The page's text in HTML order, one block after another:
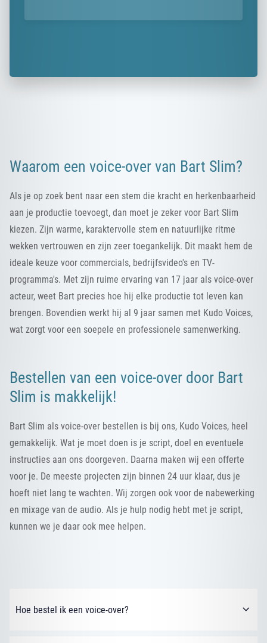
Waarom een voice-over van Bart Slim?
Als je op zoek bent naar een stem die kracht en herkenbaarheid
aan je productie toevoegt, dan moet je zeker voor Bart Slim
kiezen. Zijn warme, karaktervolle stem en natuurlijke ritme
wekken vertrouwen en zijn zeer toegankelijk. Dit maakt hem de
ideale keuze voor commercials, bedrijfsvideo's en TV-
programma's. Met zijn ruime ervaring van 17 jaar als voice-over
acteur, weet Bart precies hoe hij elke productie tot leven kan
brengen. Bovendien werkt hij al 9 jaar samen met Kudo Voices,
wat zorgt voor een soepele en professionele samenwerking.
Bestellen van een voice-over door Bart
Slim is makkelijk!
Bart Slim als voice-over bestellen is bij ons, Kudo Voices, heel
gemakkelijk. Wat je moet doen is je script, doel en eventuele
instructies aan ons doorgeven. Daarna maken wij een offerte
voor je. De meeste projecten zijn binnen 24 uur klaar, dus je
hoeft niet lang te wachten. Wij zorgen ook voor de nabewerking
en mixage van de audio. Als je hulp nodig hebt met je script,
kunnen we je daar ook mee helpen.
Hoe bestel ik een voice-over?